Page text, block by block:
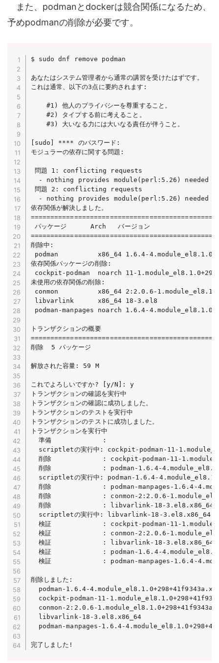
また、podmanとdockerは競合関係になるため、
予めpodmanの削除が必要です。
$ sudo dnf remove podman
あなたはシステム管理者から通常の講習を受けたはずです。
これは通常、以下の3点に要約されます:
    #1) 他人のプライバシーを尊重すること。
    #2) タイプする前に考えること。
    #3) 大いなる力には大いなる責任が伴うこと。
[sudo] **** のパスワード:
モジュラーの依存に関する問題:
問題 1: conflicting requests
- nothing provides module(perl:5.26) needed
問題 2: conflicting requests
- nothing provides module(perl:5.26) needed
依存関係が解決しました。
パッケージ      Arch   バージョン
削除中:
podman          x86_64 1.6.4-
依存関係パッケージの削除:
cockpit-podman  noarch 11-
未使用の依存関係の削除:
conmon          x86_64 2:2.0.6-
libvarlink      x86_64 18-3.el8
podman-manpages noarch 1.6.4-
トランザクションの概要
削除  5 パッケージ
解放された容量: 59 M
これでよろしいですか? [y/N]: y
トランザクションの確認を実行中
トランザクションの確認に成功しました。
トランザクションのテストを実行中
トランザクションのテストに成功しました。
トランザクションを実行中
準備             :
scriptletの実行中: cockpit-podman-11-
削除             : cockpit-podman-11-
削除             : podman-1.6.4-
scriptletの実行中: podman-1.6.4-
削除             : podman-manpages-1.6.4-
削除             : conmon-2:2.0.6-
削除             : libvarlink-18-3.el8.x86_64
scriptletの実行中: libvarlink-18-3.el8.x86_64
検証             : cockpit-podman-11-
検証             : conmon-2:2.0.6-
検証             : libvarlink-18-3.el8.x86_64
検証             : podman-1.6.4-
検証             : podman-manpages-1.6.4-
削除しました:
podman-1.6.4-
cockpit-podman-11-
conmon-2:2.0.6-
  libvarlink-18-3.el8.x86_64
podman-manpages-1.6.4-
完了しました!